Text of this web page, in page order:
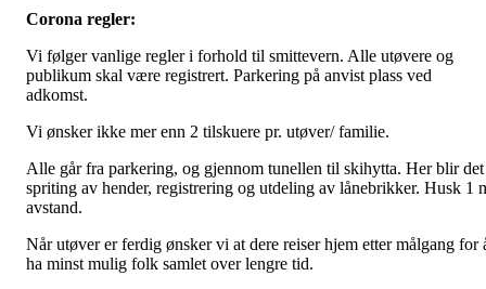
Corona regler:
Vi følger vanlige regler i forhold til smittevern. Alle utøvere og
publikum skal være registrert. Parkering på anvist plass ved
adkomst.
Vi ønsker ikke mer enn 2 tilskuere pr. utøver/ familie.
Alle går fra parkering, og gjennom tunellen til skihytta. Her blir det
spriting av hender, registrering og utdeling av lånebrikker. Husk 1
avstand.
Når utøver er ferdig ønsker vi at dere reiser hjem etter målgang for
ha minst mulig folk samlet over lengre tid.